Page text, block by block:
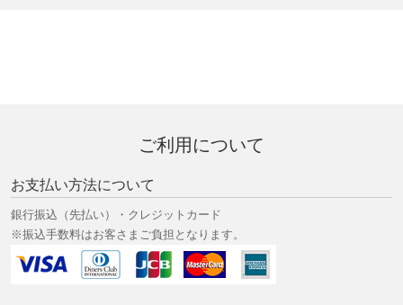
ご利用について
お支払い方法について
銀行振込（先払い）・クレジットカード
※振込手数料はお客さまご負担となります。